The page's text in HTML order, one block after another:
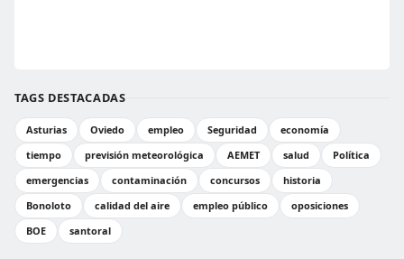
TAGS DESTACADAS
Asturias Oviedo empleo Seguridad
economía
tiempo
previsión meteorológica AEMET salud
Política
emergencias
contaminación concursos
historia
Bonoloto
calidad del aire empleo público
oposiciones
BOE
santoral